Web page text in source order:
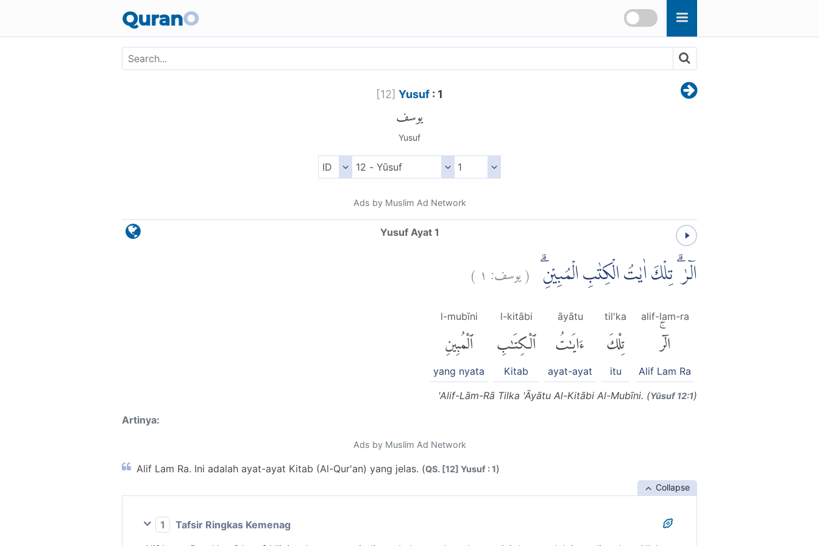
QuranO
[12] Yusuf: 1
يوسف
Yusuf
Ads by Muslim Ad Network
Yusuf Ayat 1
الۤرٰ ۗ تِلْكَ اٰيٰتُ الْكِتٰبِ الْمُبِيْنِۗ (يوسف: ١ )
alif-lam-ra
الٓرۚ
Alif Lam Ra
til'ka
تِلْكَ
itu
āyātu
ءَايَٰتُ
ayat-ayat
l-kitābi
ٱلْكِتَٰبِ
Kitab
l-mubīni
ٱلْمُبِينِ
yang nyata
'Alif-Lām-Rā Tilka 'Āyātu Al-Kitābi Al-Mubīni. (Yūsuf 12:1)
Artinya:
Ads by Muslim Ad Network
Alif Lam Ra. Ini adalah ayat-ayat Kitab (Al-Qur'an) yang jelas. (QS. [12] Yusuf : 1)
Collapse
1
Tafsir Ringkas Kemenag